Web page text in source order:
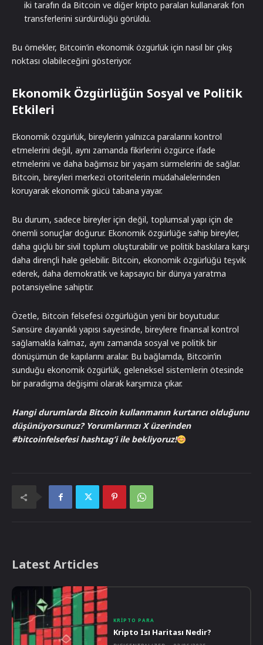
iki tarafın da Bitcoin ve diğer kripto paraları kullanarak fon
transferlerini sürdürdüğü görüldü.
Bu örnekler, Bitcoin’in ekonomik özgürlük için nasıl bir çıkış
noktası olabileceğini gösteriyor.
Ekonomik Özgürlüğün Sosyal ve Politik
Etkileri
Ekonomik özgürlük, bireylerin yalnızca paralarını kontrol
etmelerini değil, aynı zamanda fikirlerini özgürce ifade
etmelerini ve daha bağımsız bir yaşam sürmelerini de sağlar.
Bitcoin, bireyleri merkezi otoritelerin müdahalelerinden
koruyarak ekonomik gücü tabana yayar.
Bu durum, sadece bireyler için değil, toplumsal yapı için de
önemli sonuçlar doğurur. Ekonomik özgürlüğe sahip bireyler,
daha güçlü bir sivil toplum oluşturabilir ve politik baskılara karşı
daha dirençli hale gelebilir. Bitcoin, ekonomik özgürlüğü teşvik
ederek, daha demokratik ve kapsayıcı bir dünya yaratma
potansiyeline sahiptir.
Özetle, Bitcoin felsefesi özgürlüğün yeni bir boyutudur.
Sansüre dayanıklı yapısı sayesinde, bireylere finansal kontrol
sağlamakla kalmaz, aynı zamanda sosyal ve politik bir
dönüşümün de kapılarını aralar. Bu bağlamda, Bitcoin’in
sunduğu ekonomik özgürlük, geleneksel sistemlerin ötesinde
bir paradigma değişimi olarak karşımıza çıkar.
Hangi durumlarda Bitcoin kullanmanın kurtarıcı olduğunu
düşünüyorsunuz? Yorumlarınızı X üzerinden
#bitcoinfelsefesi hashtag’i ile bekliyoruz!
Latest Articles
KRIPTO PARA
Kripto Isı Haritası Nedir?